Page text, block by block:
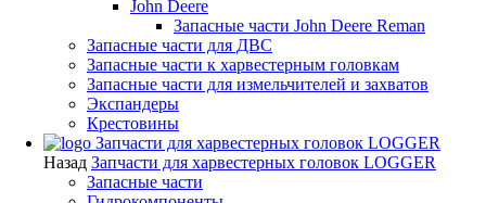
John Deere
Запасные части John Deere Reman
Запасные части для ДВС
Запасные части к харвестерным головкам
Запасные части для измельчителей и захватов
Экспандеры
Крестовины
Запчасти для харвестерных головок LOGGER
Назад Запчасти для харвестерных головок LOGGER
Запасные части